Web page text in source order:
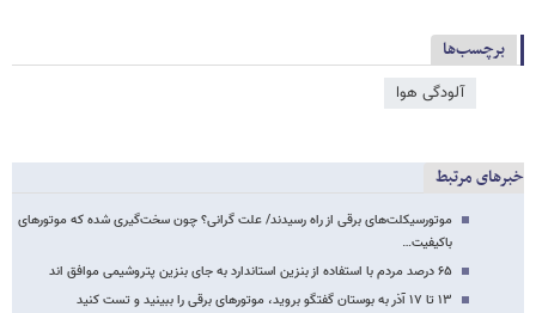
برچسب‌ها
آلودگی هوا
خبرهای مرتبط
موتورسیکلت‌های برقی از راه رسیدند/ علت گرانی؟ چون سخت‌گیری شده که موتورهای
باکیفیت…
۶۵ درصد مردم با استفاده از بنزین استاندارد به جای بنزین پتروشیمی موافق اند
۱۳ تا ۱۷ آذر به بوستان گفتگو بروید، موتورهای برقی را ببینید و تست کنید